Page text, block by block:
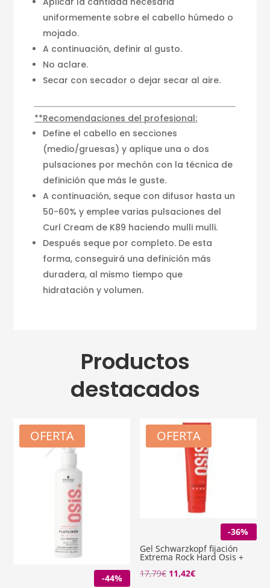
uniformemente sobre el cabello húmedo o
mojado.
A continuación, definir al gusto.
No aclare.
Secar con secador o dejar secar al aire.
**Recomendaciones del profesional:
Define el cabello en secciones
(medio/gruesas) y aplique una o dos
pulsaciones por mechón con la técnica de
definición que más le guste.
A continuación, seque con difusor hasta un
50-60% y emplee varias pulsaciones del
Curl Cream de K89 haciendo mulli mulli.
Después seque por completo. De esta
forma, conseguirá una definición más
duradera, al mismo tiempo que
hidratación y volumen.
Productos
destacados
OFERTA
-44%
OFERTA
-36%
Gel Schwarzkopf fijación
Extrema Rock Hard Osis +
17,79€ El
11,42€El